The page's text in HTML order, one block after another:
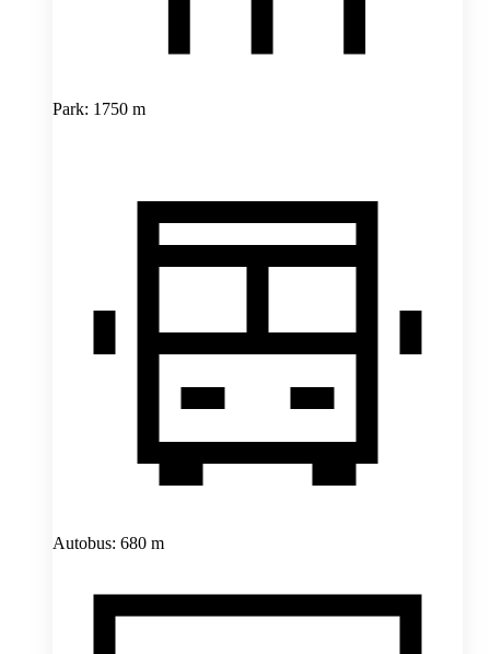
Park: 1750 m
Autobus: 680 m